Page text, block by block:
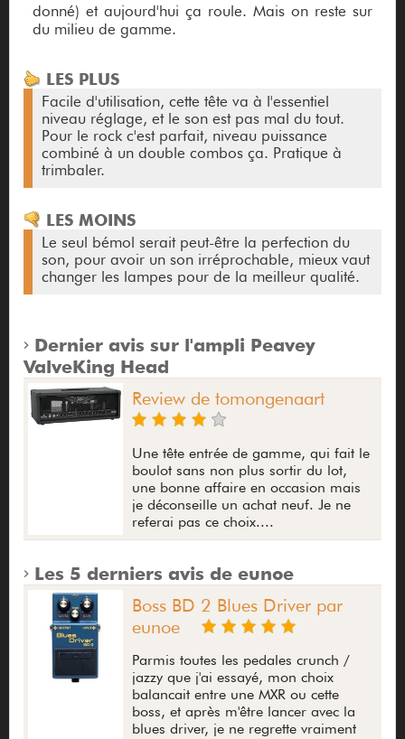
donné) et aujourd'hui ça roule. Mais on reste sur
du milieu de gamme.
LES PLUS
Facile d'utilisation, cette tête va à l'essentiel
niveau réglage, et le son est pas mal du tout.
Pour le rock c'est parfait, niveau puissance
combiné à un double combos ça. Pratique à
trimbaler.
LES MOINS
Le seul bémol serait peut-être la perfection du
son, pour avoir un son irréprochable, mieux vaut
changer les lampes pour de la meilleur qualité.
Dernier avis sur l'ampli Peavey
ValveKing Head
Review de tomongenaart
Une tête entrée de gamme, qui fait le
boulot sans non plus sortir du lot,
une bonne affaire en occasion mais
je déconseille un achat neuf. Je ne
referai pas ce choix....
Les 5 derniers avis de eunoe
Boss BD 2 Blues Driver par
eunoe
Parmis toutes les pedales crunch /
jazzy que j'ai essayé, mon choix
balancait entre une MXR ou cette
boss, et après m'être lancer avec la
blues driver, je ne regrette vraiment